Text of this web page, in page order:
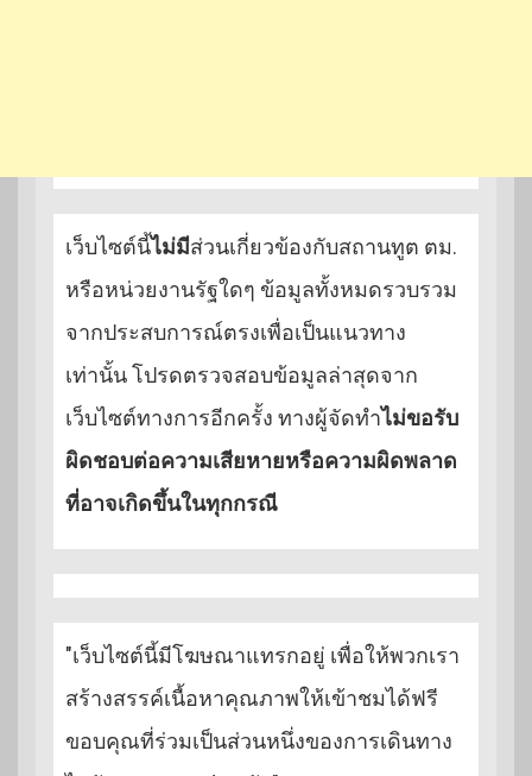
เว็บไซต์นี้ไม่มีส่วนเกี่ยวข้องกับสถานทูต ตม.
หรือหน่วยงานรัฐใดๆ ข้อมูลทั้งหมดรวบรวม
จากประสบการณ์ตรงเพื่อเป็นแนวทาง
เท่านั้น โปรดตรวจสอบข้อมูลล่าสุดจาก
เว็บไซต์ทางการอีกครั้ง ทางผู้จัดทำไม่ขอรับ
ผิดชอบต่อความเสียหายหรือความผิดพลาด
ที่อาจเกิดขึ้นในทุกกรณี
"เว็บไซต์นี้มีโฆษณาแทรกอยู่ เพื่อให้พวกเรา
สร้างสรรค์เนื้อหาคุณภาพให้เข้าชมได้ฟรี
ขอบคุณที่ร่วมเป็นส่วนหนึ่งของการเดินทาง